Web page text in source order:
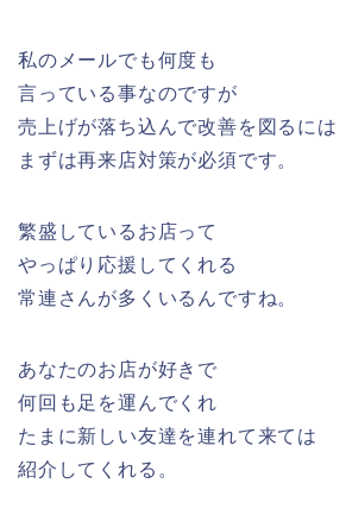
私のメールでも何度も
言っている事なのですが
売上げが落ち込んで改善を図るには
まずは再来店対策が必須です。
繁盛しているお店って
やっぱり応援してくれる
常連さんが多くいるんですね。
あなたのお店が好きで
何回も足を運んでくれ
たまに新しい友達を連れて来ては
紹介してくれる。